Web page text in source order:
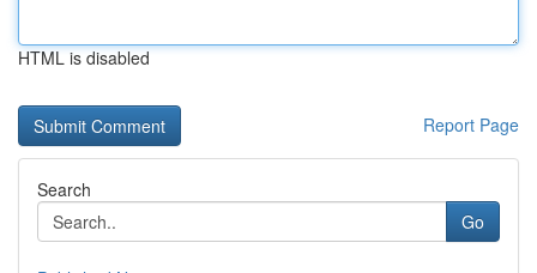
HTML is disabled
Report Page
Search
Go